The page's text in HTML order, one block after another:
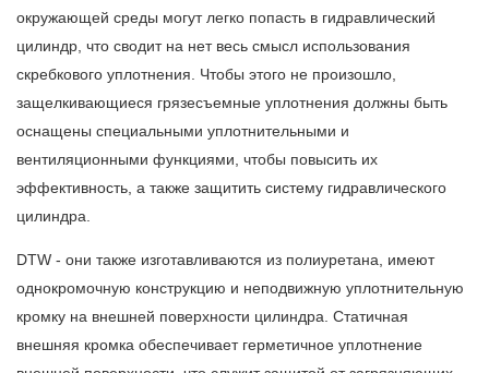
окружающей среды могут легко попасть в гидравлический
цилиндр, что сводит на нет весь смысл использования
скребкового уплотнения. Чтобы этого не произошло,
защелкивающиеся грязесъемные уплотнения должны быть
оснащены специальными уплотнительными и
вентиляционными функциями, чтобы повысить их
эффективность, а также защитить систему гидравлического
цилиндра.
DTW - они также изготавливаются из полиуретана, имеют
однокромочную конструкцию и неподвижную уплотнительную
кромку на внешней поверхности цилиндра. Статичная
внешняя кромка обеспечивает герметичное уплотнение